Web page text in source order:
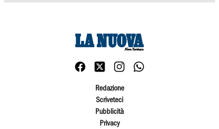
Redazione
Scriveteci
Pubblicità
Privacy